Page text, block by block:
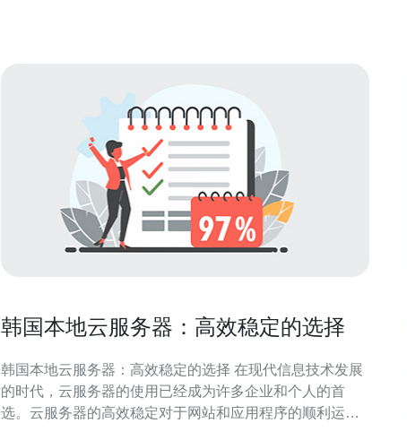
韩国本地云服务器：高效稳定的选择
韩国本地云服务器：高效稳定的选择 在现代信息技术发展
的时代，云服务器的使用已经成为许多企业和个人的首
选。云服务器的高效稳定对于网站和应用程序的顺利运行